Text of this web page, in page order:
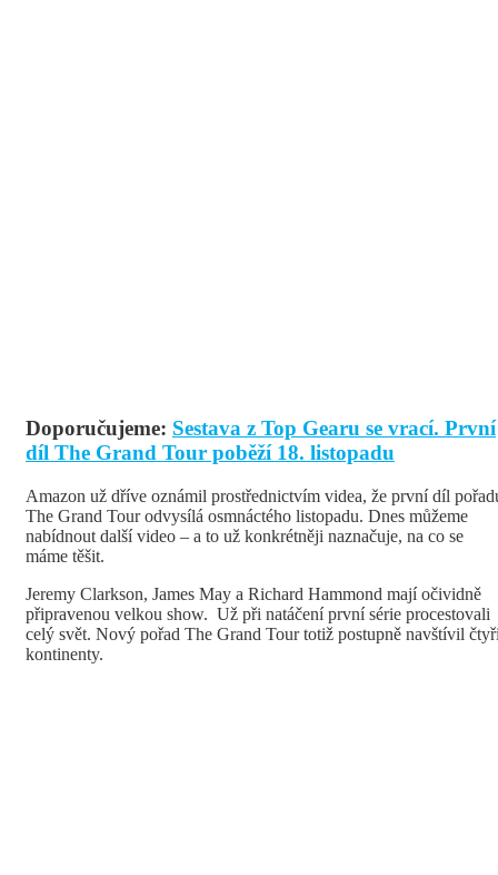
Doporučujeme: Sestava z Top Gearu se vrací. První
díl The Grand Tour poběží 18. listopadu
Amazon už dříve oznámil prostřednictvím videa, že první díl
The Grand Tour odvysílá osmnáctého listopadu. Dnes můžeme
nabídnout další video – a to už konkrétněji naznačuje, na co se
máme těšit.
Jeremy Clarkson, James May a Richard Hammond mají očividně
připravenou velkou show. Už při natáčení první série procestovali
celý svět. Nový pořad The Grand Tour totiž postupně navštívil
kontinenty.